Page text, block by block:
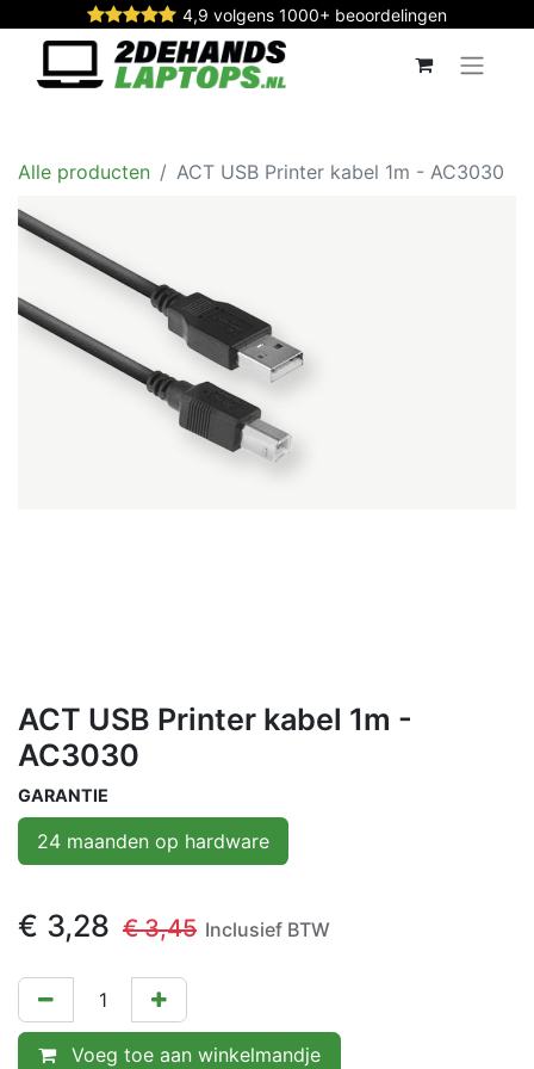
4,9 volgens 1000+ beoordelingen
Alle producten ACT USB Printer kabel 1m - AC3030
ACT USB Printer kabel 1m -
AC3030
GARANTIE
24 maanden op hardware
€ 3,28 €3,45 Inclusief BTW
Voeg toe aan winkelmandje